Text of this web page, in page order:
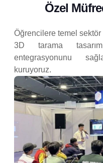
Özel
Öğrencilere temel
3D tarama
entegrasyonunu
kuruyoruz.